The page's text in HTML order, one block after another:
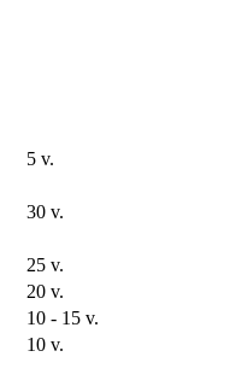
5 v.
30 v.
25 v.
20 v.
10 - 15 v.
10 v.